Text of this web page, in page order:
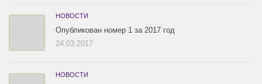
НОВОСТИ
Опубликован номер 1 за 2017 год
24.03.2017
НОВОСТИ